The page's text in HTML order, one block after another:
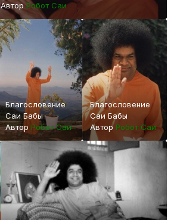
Автор Робот Саи
Благословение
Саи Бабы
Автор Робот Саи
Благословение
Саи Бабы
Автор Робот Саи